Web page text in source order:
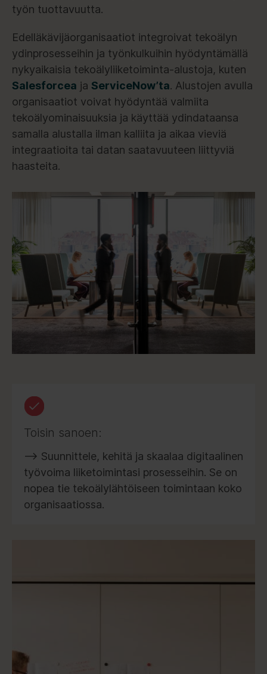
työn tuottavuutta.
Edelläkävijäorganisaatiot integroivat tekoälyn
ydinprosesseihin ja työnkulkuihin hyödyntämällä
nykyaikaisia tekoälyliiketoiminta-alustoja, kuten
Salesforcea ja ServiceNow’ta. Alustojen avulla
organisaatiot voivat hyödyntää valmiita
tekoälyominaisuuksia ja käyttää ydindataansa
samalla alustalla ilman kalliita ja aikaa vieviä
integraatioita tai datan saatavuuteen liittyviä
haasteita.
Toisin sanoen:
⟶ Suunnittele, kehitä ja skaalaa digitaalinen
työvoima liiketoimintasi prosesseihin. Se on
nopea tie tekoälylähtöiseen toimintaan koko
organisaatiossa.